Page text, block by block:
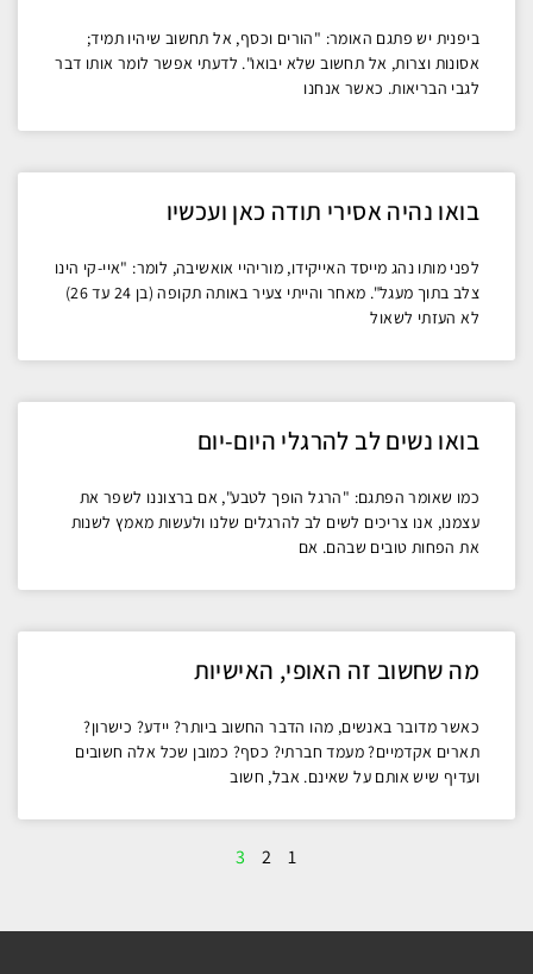
ביפנית יש פתגם האומר: "הורים וכסף, אל תחשוב שיהיו תמיד;
אסונות וצרות, אל תחשוב שלא יבואו". לדעתי אפשר לומר אותו דבר
לגבי הבריאות. כאשר אנחנו
בואו נהיה אסירי תודה כאן ועכשיו
לפני מותו נהג מייסד האייקידו, מוריהיי אואשיבה, לומר: "איי-קי הינו
צלב בתוך מעגל". מאחר והייתי צעיר באותה תקופה (בן 24 עד 26)
לא העזתי לשאול
בואו נשים לב להרגלי היום-יום
כמו שאומר הפתגם: "הרגל הופך לטבע", אם ברצוננו לשפר את
עצמנו, אנו צריכים לשים לב להרגלים שלנו ולעשות מאמץ לשנות
את הפחות טובים שבהם. אם
מה שחשוב זה האופי, האישיות
כאשר מדובר באנשים, מהו הדבר החשוב ביותר? יידע? כישרון?
תארים אקדמיים? מעמד חברתי? כסף? כמובן שכל אלה חשובים
ועדיף שיש אותם על שאינם. אבל, חשוב
1
2
3